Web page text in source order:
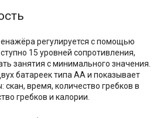
регулируется с помощью
15 уровней сопротивления,
занятия с минимального значения.
батареек типа АА и показывает
время, количество гребков в
гребков и калории.